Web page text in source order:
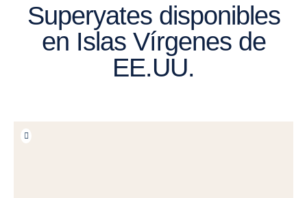
Superyates disponibles
en Islas Vírgenes de
EE.UU.